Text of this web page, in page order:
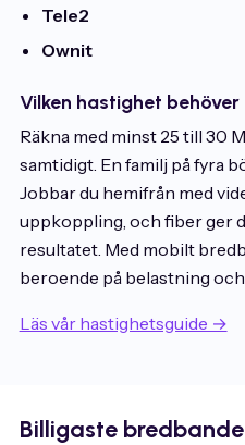
Tele2
Ownit
Vilken hastighet behöver
Räkna med minst 25 till 30
samtidigt. En familj på fyra
Jobbar du hemifrån med
uppkoppling, och fiber ger
resultatet. Med mobilt
beroende på belastning
Läs vår hastighetsguide →
Billigaste